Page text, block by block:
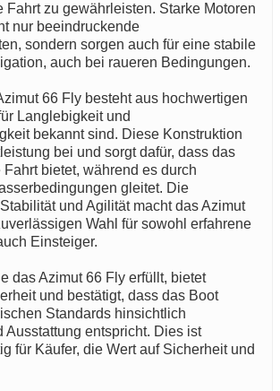
Fahrt zu gewährleisten. Starke Motoren
nur beeindruckende
sondern sorgen auch für eine stabile
auch bei raueren Bedingungen.
66 Fly besteht aus hochwertigen
Langlebigkeit und
bekannt sind. Diese Konstruktion
bei und sorgt dafür, dass das
bietet, während es durch
gleitet. Die
und Agilität macht das Azimut
Wahl für sowohl erfahrene
Einsteiger.
das Azimut 66 Fly erfüllt, bietet
und bestätigt, dass das Boot
Standards hinsichtlich
Ausstattung entspricht. Dies ist
für Käufer, die Wert auf Sicherheit und